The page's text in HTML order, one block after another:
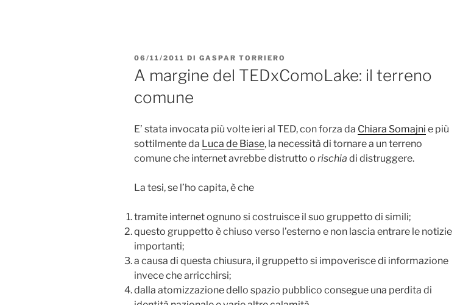
PUBBLICATO
IL
06/11/2011 DI GASPAR TORRIERO
A margine del TEDxComoLake: il terreno
comune
E’ stata invocata più volte ieri al TED, con forza da Chiara Somajni e più
sottilmente da Luca de Biase, la necessità di tornare a un terreno
comune che internet avrebbe distrutto o rischia di distruggere.
La tesi, se l’ho capita, è che
tramite internet ognuno si costruisce il suo gruppetto di simili;
questo gruppetto è chiuso verso l’esterno e non lascia entrare le notizie
importanti;
a causa di questa chiusura, il gruppetto si impoverisce di informazione
invece che arricchirsi;
dalla atomizzazione dello spazio pubblico consegue una perdita di